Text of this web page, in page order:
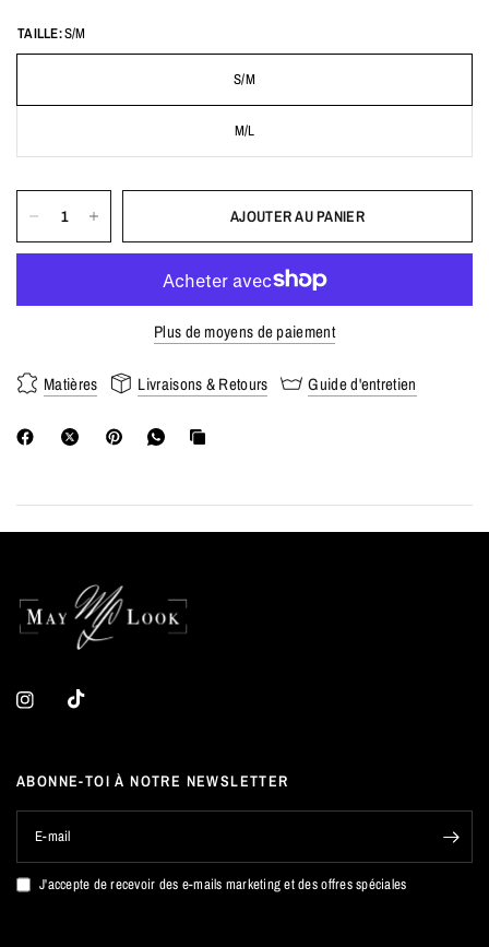
TAILLE:S/M
S/M
M/L
AJOUTER AU PANIER
Plus de moyens de paiement
Matières Livraisons & Retours Guide d'entretien
ABONNE-TOI À NOTRE NEWSLETTER
E-mail
J'accepte de recevoir des e-mails marketing et des offres spéciales